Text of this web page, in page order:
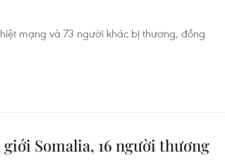
mạng và 73 người khác bị thương, đồng
Somalia, 16 người thương